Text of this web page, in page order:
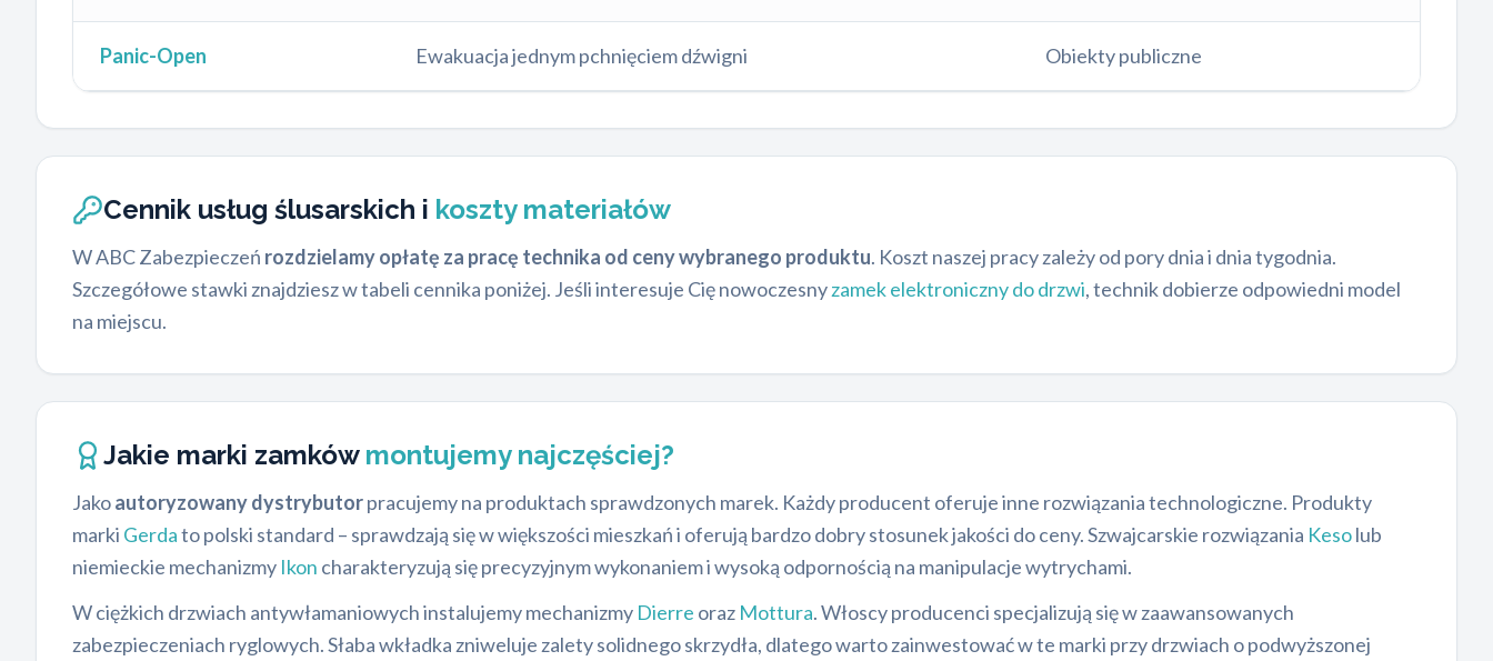
Panic-Open Ewakuacja jednym pchnięciem dźwigni Obiekty publiczne
Cennik usług ślusarskich i koszty materiałów
W ABC Zabezpieczeń rozdzielamy opłatę za pracę technika od ceny wybranego produktu. Koszt naszej pracy zależy od pory dnia i dnia tygodnia.
Szczegółowe stawki znajdziesz w tabeli cennika poniżej. Jeśli interesuje Cię nowoczesnyzamek elektroniczny do drzwi, technik dobierze odpowiedni model
na miejscu.
Jakie marki zamków montujemy najczęściej?
Jakoautoryzowany dystrybutorpracujemy na produktach sprawdzonych marek. Każdy producent oferuje inne rozwiązania technologiczne. Produkty
marki Gerdato polski standard – sprawdzają się w większości mieszkań i oferują bardzo dobry stosunek jakości do ceny. Szwajcarskie rozwiązania Kesolub
niemieckie mechanizmy Ikon charakteryzują się precyzyjnym wykonaniem i wysoką odpornością na manipulacje wytrychami.
W ciężkich drzwiach antywłamaniowych instalujemy mechanizmy Dierre oraz Mottura. Włoscy producenci specjalizują się w zaawansowanych
zabezpieczeniach ryglowych. Słaba wkładka zniweluje zalety solidnego skrzydła, dlatego warto zainwestować w te marki przy drzwiach o podwyższonej